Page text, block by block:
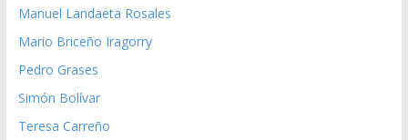
Manuel Landaeta Rosales
Mario Briceño Iragorry
Pedro Grases
Simón Bolívar
Teresa Carreño